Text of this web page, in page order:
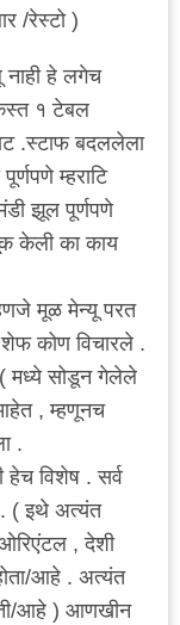
/रेस्टो )
हे लगेच
१ टेबल
.स्टाफ बदललेला
म्हराटि
झूल पूर्णपणे
केली का काय
मूळ मेन्यू परत
कोण विचारले .
मध्ये सोडून गेलेले
, म्हणूनच
.
हेच विशेष . सर्व
( इथे अत्यंत
, देशी
आहे . अत्यंत
आहे ) आणखीन